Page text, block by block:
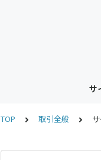
サ
TOP 取引全般